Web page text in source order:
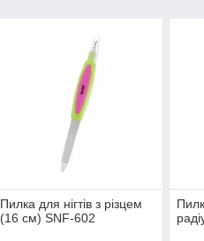
Пилка для нігтів з різцем
(16 см) SNF-602